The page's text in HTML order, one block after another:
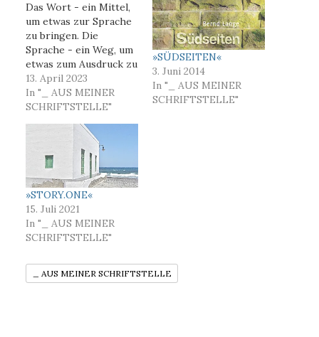
Das Wort - ein Mittel,
um etwas zur Sprache
zu bringen. Die
Sprache - ein Weg, um
etwas zum Ausdruck zu
bringen. Der Ausdruck
- eine Form, um etwas
ins Licht zu rücken.Wer
möchte, kann sich in
meinem »Schreibblog«
ein Bild von meinen
Worten machen. Und in
meinen Bildern lesen,…
13. April 2023
In "_ AUS MEINER
SCHRIFTSTELLE"
»SÜDSEITEN«
3. Juni 2014
In "_ AUS MEINER
SCHRIFTSTELLE"
»STORY.ONE«
15. Juli 2021
In "_ AUS MEINER
SCHRIFTSTELLE"
_ AUS MEINER SCHRIFTSTELLE